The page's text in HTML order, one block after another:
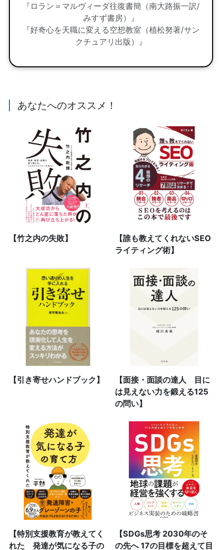
『ロラン＝マルヴィーダ往復書簡（南大路振一訳/
みすず書房）』
『好奇心を天職に変える空想教室（植松努著/サン
クチュアリ出版）』
あなたへのオススメ！
【竹之内の失敗】
【誰も教えてくれないSEO
ライティング術】
【引き寄せハンドブック】
【面接・面談の達人 目に
は見えない力を鍛える125
の問い】
【特別支援教育が教えてく
れた 発達が気になる子の
【SDGs思考 2030年のそ
の先へ 17の目標を超えて目